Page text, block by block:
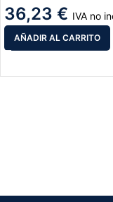
36,23 € IVA no
AÑADIR AL CARRITO